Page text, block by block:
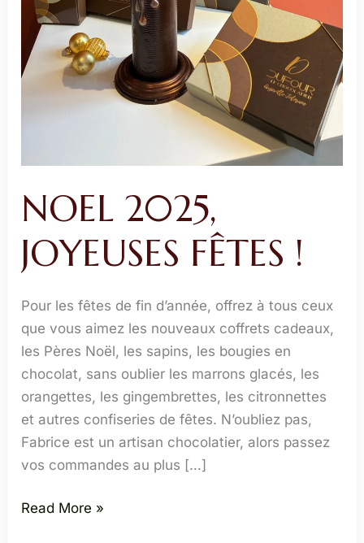
NOEL 2025,
JOYEUSES FÊTES !
Pour les fêtes de fin d’année, offrez à tous ceux
que vous aimez les nouveaux coffrets cadeaux,
les Pères Noël, les sapins, les bougies en
chocolat, sans oublier les marrons glacés, les
orangettes, les gingembrettes, les citronnettes
et autres confiseries de fêtes. N’oubliez pas,
Fabrice est un artisan chocolatier, alors passez
vos commandes au plus […]
Read More »